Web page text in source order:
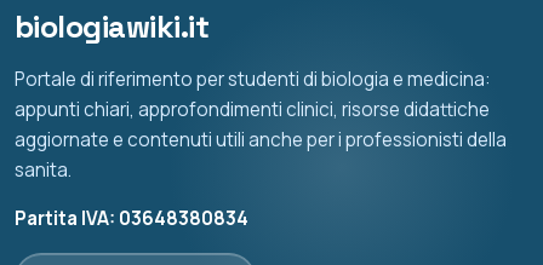
biologiawiki.it
Portale di riferimento per studenti di biologia e medicina:
appunti chiari, approfondimenti clinici, risorse didattiche
aggiornate e contenuti utili anche per i professionisti della
sanita.
Partita IVA: 03648380834